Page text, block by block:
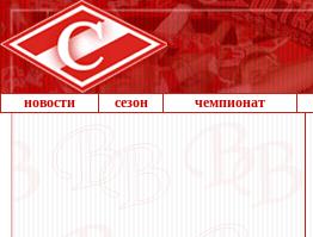
новости сезон чемпионат